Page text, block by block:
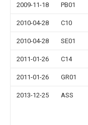
2009-11-18 PB01
2010-04-28 C10
2010-04-28 SE01
2011-01-26 C14
2011-01-26 GR01
2013-12-25 ASS